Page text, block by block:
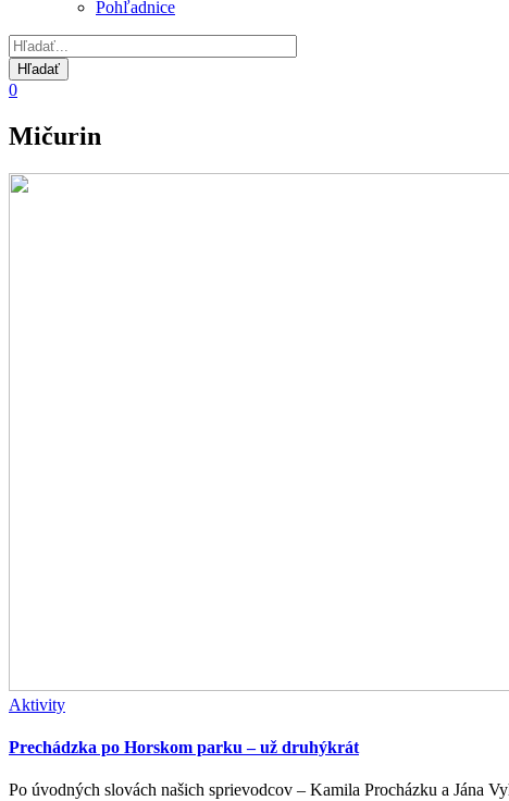
Pohľadnice
0
Mičurin
Aktivity
Prechádzka po Horskom parku – už druhýkrát
Po úvodných slovách našich sprievodcov – Kamila Procházku a Jána